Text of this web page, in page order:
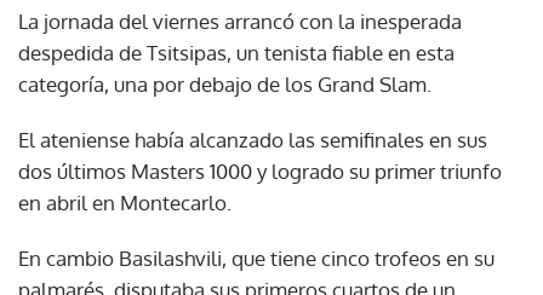
La jornada del viernes arrancó con la inesperada
despedida de Tsitsipas, un tenista fiable en esta
categoría, una por debajo de los Grand Slam.
El ateniense había alcanzado las semifinales en sus
dos últimos Masters 1000 y logrado su primer triunfo
en abril en Montecarlo.
En cambio Basilashvili, que tiene cinco trofeos en su
palmarés, disputaba sus primeros cuartos de un